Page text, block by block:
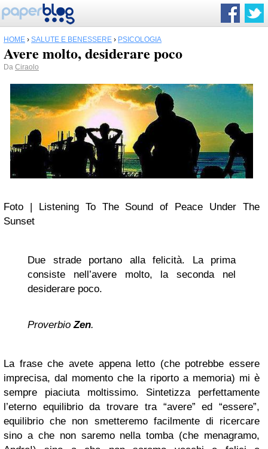
HOME › SALUTE E BENESSERE › PSICOLOGIA
Avere molto, desiderare poco
Da Ciraolo
Foto | Listening To The Sound of Peace Under The
Sunset
Due strade portano alla felicità. La prima
consiste nell’avere molto, la seconda nel
desiderare poco.
ProverbioZen.
La frase che avete appena letto (che potrebbe essere
imprecisa, dal momento che la riporto a memoria) mi è
sempre piaciuta moltissimo. Sintetizza perfettamente
l’eterno equilibrio da trovare tra “avere” ed “essere”,
equilibrio che non smetteremo facilmente di ricercare
sino a che non saremo nella tomba(che menagramo,